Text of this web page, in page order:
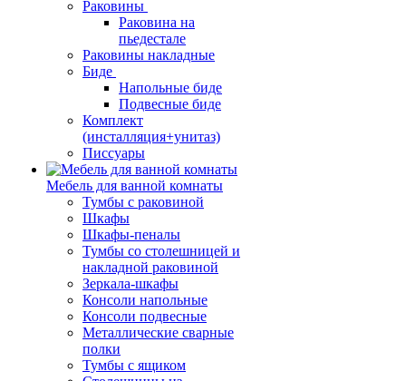
Раковины
Раковина на
пьедестале
Раковины накладные
Биде
Напольные биде
Подвесные биде
Комплект
(инсталляция+унитаз)
Писсуары
Мебель для ванной комнаты
Тумбы с раковиной
Шкафы
Шкафы-пеналы
Тумбы со столешницей и
накладной раковиной
Зеркала-шкафы
Консоли напольные
Консоли подвесные
Металлические сварные
полки
Тумбы с ящиком